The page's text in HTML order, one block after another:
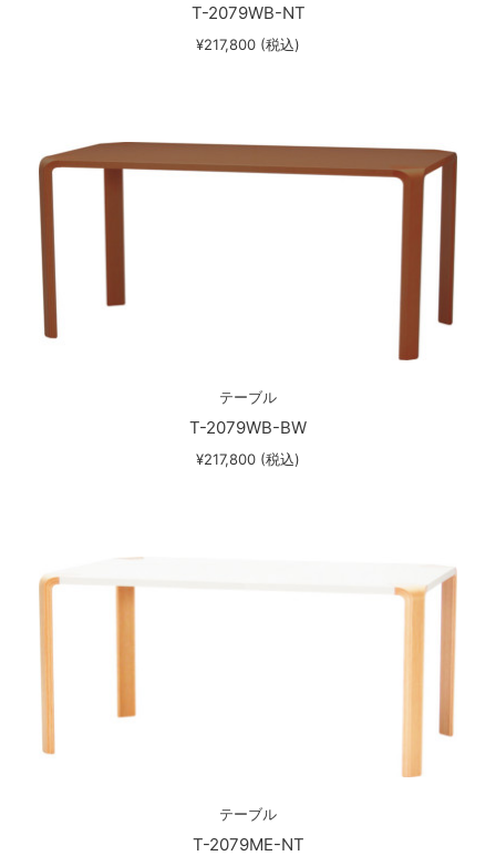
T-2079WB-NT
¥217,800 (税込)
テーブル
T-2079WB-BW
¥217,800 (税込)
テーブル
T-2079ME-NT